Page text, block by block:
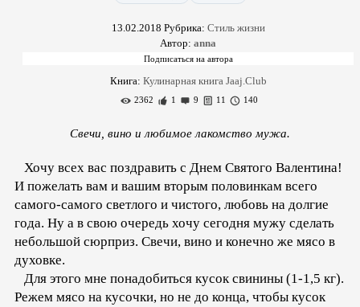
13.02.2018 Рубрика: Стиль жизни
Автор: anna
Книга: Кулинарная книга Jaaj.Club
2362 1 9 11 140
Свечи, вино и любимое лакомство мужа.
Хочу всех вас поздравить с Днем Святого Валентина!
И пожелать вам и вашим вторым половинкам всего
самого-самого светлого и чистого, любовь на долгие
года. Ну а в свою очередь хочу сегодня мужу сделать
небольшой сюрприз. Свечи, вино и конечно же мясо в
духовке.
Для этого мне понадобиться кусок свинины (1-1,5 кг).
Режем мясо на кусочки, но не до конца, чтобы кусок